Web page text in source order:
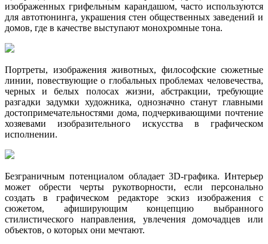
изображенных грифельным карандашом, часто используются
для автотюнинга, украшения стен общественных заведений и
домов, где в качестве выступают монохромные тона.
Портреты, изображения животных, философские сюжетные
линии, повествующие о глобальных проблемах человечества,
черных и белых полосах жизни, абстракции, требующие
разгадки задумки художника, однозначно станут главными
достопримечательностями дома, подчеркивающими почтение
хозяевами изобразительного искусства в графическом
исполнении.
Безграничным потенциалом обладает 3D-графика. Интерьер
может обрести черты рукотворности, если персонально
создать в графическом редакторе эскиз изображения с
сюжетом, афиширующим концепцию выбранного
стилистического направления, увлечения домочадцев или
объектов, о которых они мечтают.